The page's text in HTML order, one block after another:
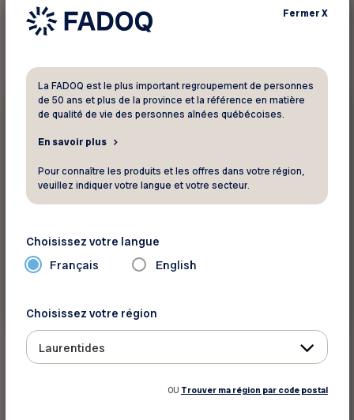
résultat trouvé
Librairie - Papeterie
Imprimerie Léonard
Imprimerie Léonard offre des rabais sur les
FermerX
La FADOQ est le plus important regroupement de personnes
de 50 ans et plus de la province et la référence en matière
de qualité de vie des personnes aînées québécoises.
En savoir plus
Pour connaître les produits et les offres dans votre région,
veuillez indiquer votre langue et votre secteur.
Choisissez votre langue
Français English
Choisissez votre région
Laurentides
OU Trouver ma région par code postal